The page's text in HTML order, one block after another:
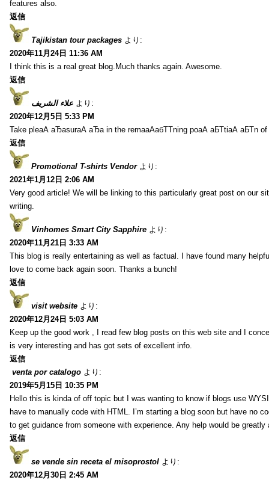
features also.
返信
Tajikistan tour packages より:
2020年11月24日 11:36 AM
I think this is a real great blog.Much thanks again. Awesome.
返信
علاء الشريف より:
2020年12月5日 5:33 PM
Take pleаА аЂаsurаА аЂа in the remaаАабТТning poаА аБТtiаА аБТn
返信
Promotional T-shirts Vendor より:
2021年1月12日 2:06 AM
Very good article! We will be linking to this particularly great post on our
writing.
Vinhomes Smart City Sapphire より:
2020年11月21日 3:33 AM
This blog is really entertaining as well as factual. I have found many
love to come back again soon. Thanks a bunch!
返信
visit website より:
2020年12月24日 5:03 AM
Keep up the good work , I read few blog posts on this web site and I
is very interesting and has got sets of excellent info.
返信
venta por catalogo より:
2019年5月15日 10:35 PM
Hello this is kinda of off topic but I was wanting to know if blogs use
have to manually code with HTML. I’m starting a blog soon but have no
to get guidance from someone with experience. Any help would be greatly
返信
se vende sin receta el misoprostol より:
2020年12月30日 2:45 AM